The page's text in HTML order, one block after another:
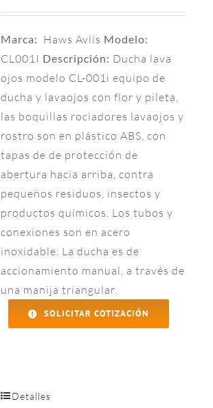
Marca: Haws Avlis Modelo:
CL001I Descripción: Ducha lava
ojos modelo CL-001i equipo de
ducha y lavaojos con flor y pileta,
las boquillas rociadores lavaojos y
rostro son en plástico ABS, con
tapas de de protección de
abertura hacia arriba, contra
pequeños residuos, insectos y
productos químicos. Los tubos y
conexiones son en acero
inoxidable. La ducha es de
accionamiento manual, a través de
una manija triangular.
SOLICITAR COTIZACIÓN
Detalles